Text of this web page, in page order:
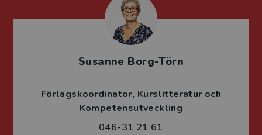
Susanne Borg-Törn
Förlagskoordinator Kurslitteratur och
Kompetensutveckling
046-31 21 61